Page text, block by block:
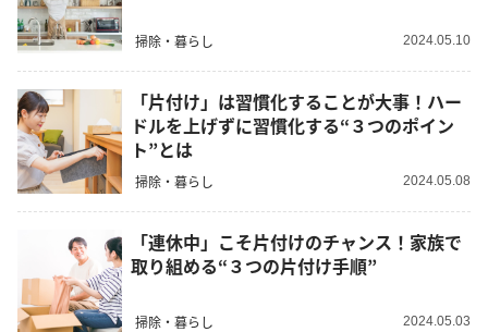
掃除・暮らし 2024.05.10
「片付け」は習慣化することが大事！ハー
ドルを上げずに習慣化する“３つのポイン
ト”とは
掃除・暮らし 2024.05.08
「連休中」こそ片付けのチャンス！家族で
取り組める“３つの片付け手順”
掃除・暮らし 2024.05.03